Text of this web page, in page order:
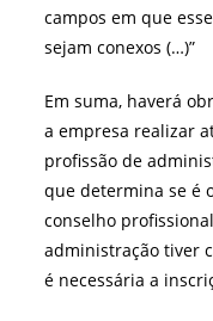
campos em que
sejam conexos (…)”
Em suma, haverá
a empresa realizar
profissão de
que determina se é
conselho
administração tiver
é necessária a